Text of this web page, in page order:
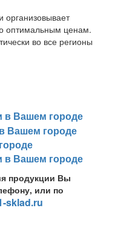
организовывает
оптимальным ценам.
во все регионы
продукции Вы
или по
sklad.ru